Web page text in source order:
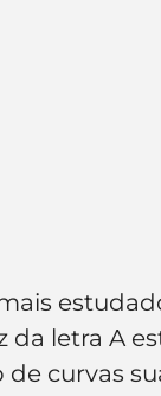
letra A
curvas